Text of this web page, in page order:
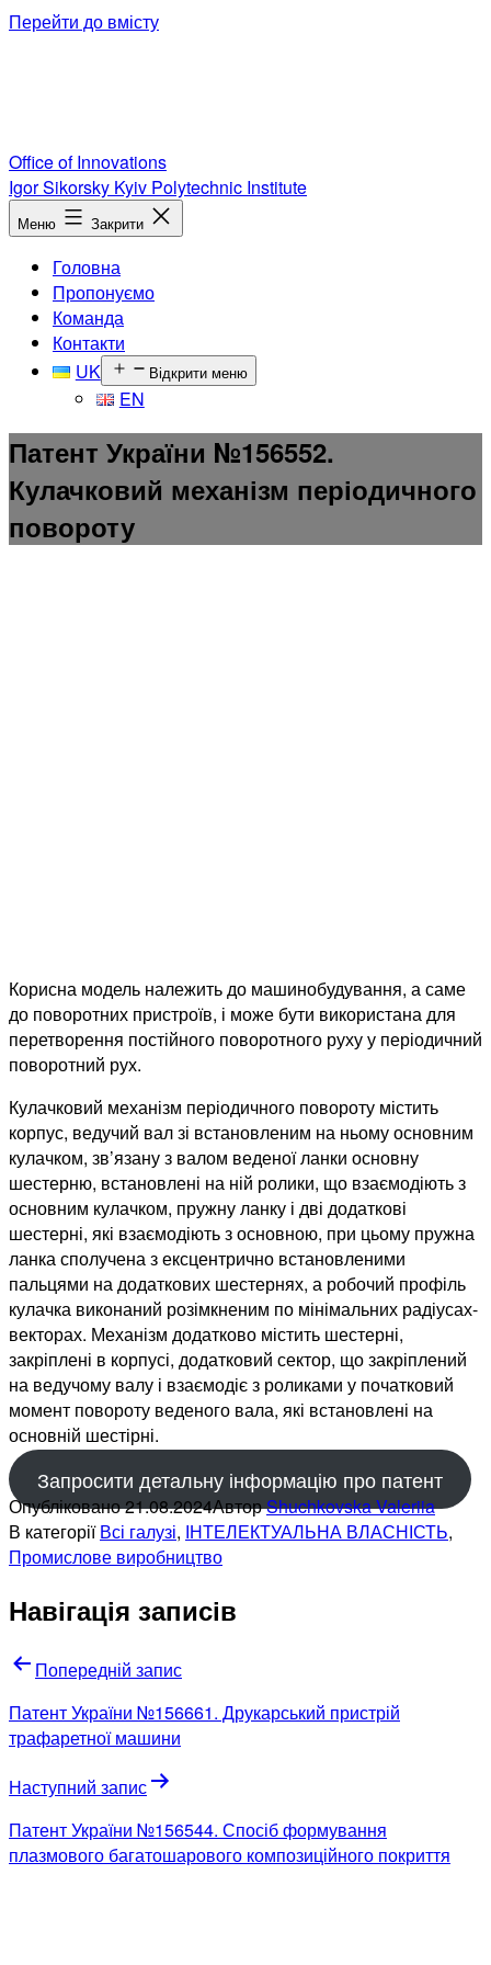
Перейти до вмісту
Office of Innovations
Igor Sikorsky Kyiv Polytechnic Institute
Меню Закрити
Головна
Пропонуємо
Команда
Контакти
UK
Відкрити меню
EN
Патент України №156552.
Кулачковий механізм періодичного
повороту
Корисна модель належить до машинобудування, а саме
до поворотних пристроїв, і може бути використана для
перетворення постійного поворотного руху у періодичний
поворотний рух.
Кулачковий механізм періодичного повороту містить
корпус, ведучий вал зі встановленим на ньому основним
кулачком, зв’язану з валом веденої ланки основну
шестерню, встановлені на ній ролики, що взаємодіють з
основним кулачком, пружну ланку і дві додаткові
шестерні, які взаємодіють з основною, при цьому пружна
ланка сполучена з ексцентрично встановленими
пальцями на додаткових шестернях, а робочий профіль
кулачка виконаний розімкненим по мінімальних радіусах-
векторах. Механізм додатково містить шестерні,
закріплені в корпусі, додатковий сектор, що закріплений
на ведучому валу і взаємодіє з роликами у початковий
момент повороту веденого вала, які встановлені на
основній шестірні.
Запросити детальну інформацію про патент
Опубліковано21.08.2024АвторShuchkovska Valeriia
В категоріїВсі галузі, ІНТЕЛЕКТУАЛЬНА ВЛАСНІСТЬ,
Промислове виробництво
Навігація записів
Попередній запис
Патент України №156661. Друкарський пристрій
трафаретної машини
Наступний запис
Патент України №156544. Спосіб формування
плазмового багатошарового композиційного покриття